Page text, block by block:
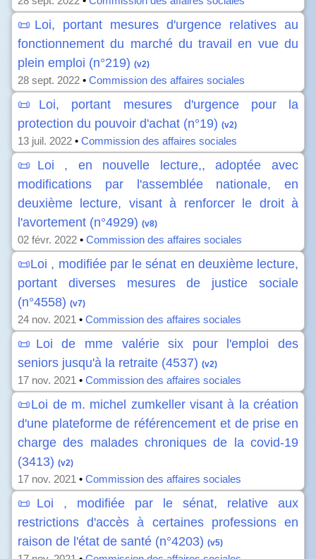
📜Loi, portant mesures d'urgence relatives au
fonctionnement du marché du travail en vue du
plein emploi (n°219) (v2)
28 sept. 2022 • Commission des affaires sociales
📜Loi, portant mesures d'urgence pour la
protection du pouvoir d'achat (n°19) (v2)
13 juil. 2022 • Commission des affaires sociales
📜Loi , en nouvelle lecture,, adoptée avec
modifications par l'assemblée nationale, en
deuxième lecture, visant à renforcer le droit à
l'avortement (n°4929) (v8)
02 févr. 2022 • Commission des affaires sociales
📜Loi , modifiée par le sénat en deuxième lecture,
portant diverses mesures de justice sociale
(n°4558) (v7)
24 nov. 2021 • Commission des affaires sociales
📜Loi de mme valérie six pour l'emploi des
seniors jusqu'à la retraite (4537) (v2)
17 nov. 2021 • Commission des affaires sociales
📜Loi de m. michel zumkeller visant à la création
d'une plateforme de référencement et de prise en
charge des malades chroniques de la covid-19
(3413) (v2)
17 nov. 2021 • Commission des affaires sociales
📜Loi , modifiée par le sénat, relative aux
restrictions d'accès à certaines professions en
raison de l'état de santé (n°4203) (v5)